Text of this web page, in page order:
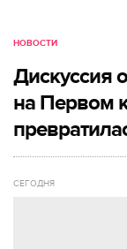
НОВОСТИ
Дискуссия
на Первом
СЕГОДНЯ